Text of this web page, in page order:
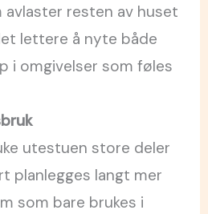
resten av huset
lettere å nyte både
i omgivelser som føles
utestuen store deler
planlegges langt mer
som bare brukes i